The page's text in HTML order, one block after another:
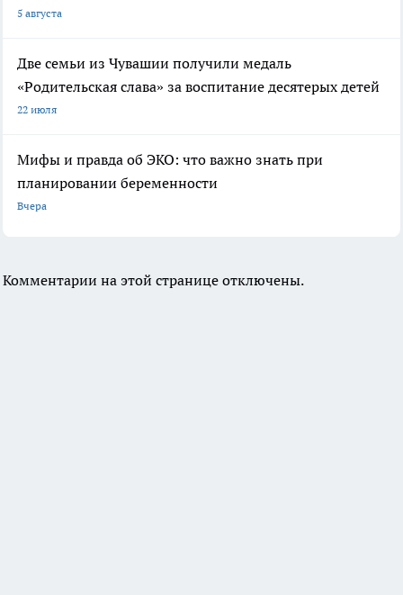
5 августа
Две семьи из Чувашии получили медаль
«Родительская слава» за воспитание десятерых детей
22 июля
Мифы и правда об ЭКО: что важно знать при
планировании беременности
Вчера
Комментарии на этой странице отключены.